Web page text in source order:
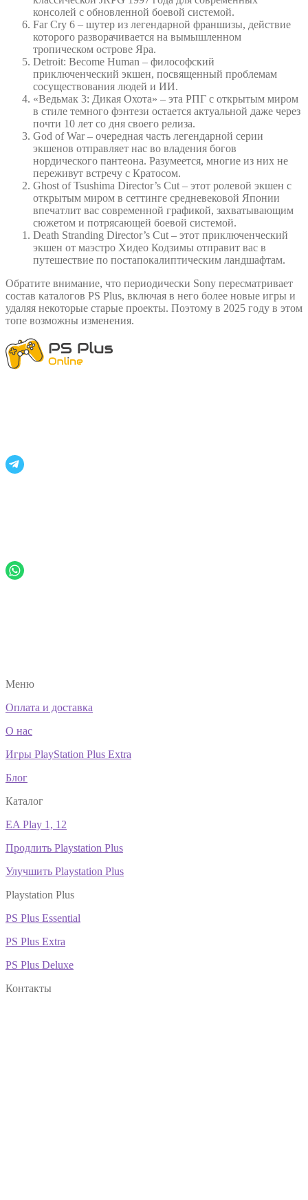
консолей с обновленной боевой системой.
Far Cry 6 – шутер из легендарной франшизы, действие
которого разворачивается на вымышленном
тропическом острове Яра.
Detroit: Become Human – философский
приключенческий экшен, посвященный проблемам
сосуществования людей и ИИ.
«Ведьмак 3: Дикая Охота» – эта РПГ с открытым миром
в стиле темного фэнтези остается актуальной даже через
почти 10 лет со дня своего релиза.
God of War – очередная часть легендарной серии
экшенов отправляет нас во владения богов
нордического пантеона. Разумеется, многие из них не
переживут встречу с Кратосом.
Ghost of Tsushima Director’s Cut – этот ролевой экшен с
открытым миром в сеттинге средневековой Японии
впечатлит вас современной графикой, захватывающим
сюжетом и потрясающей боевой системой.
Death Stranding Director’s Cut – этот приключенческий
экшен от маэстро Хидео Кодзимы отправит вас в
путешествие по постапокалиптическим ландшафтам.
Обратите внимание, что периодически Sony пересматривает
состав каталогов PS Plus, включая в него более новые игры и
удаляя некоторые старые проекты. Поэтому в 2025 году в этом
топе возможны изменения.
Меню
Оплата и доставка
О нас
Игры PlayStation Plus Extra
Блог
Каталог
EA Play 1, 12
Продлить Playstation Plus
Улучшить Playstation Plus
Playstation Plus
PS Plus Essential
PS Plus Extra
PS Plus Deluxe
Контакты